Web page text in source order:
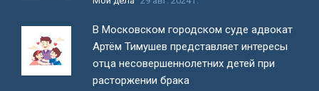
В Московском городском суде адвокат
Артём Тимушев представляет интересы
отца несовершеннолетних детей при
расторжении брака